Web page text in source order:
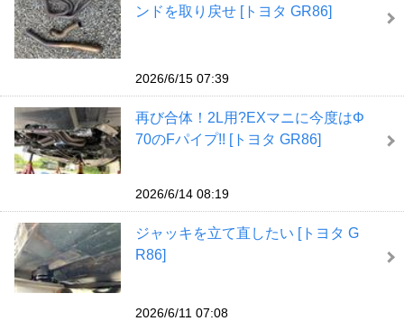
ンドを取り戻せ [トヨタ GR86]
2026/6/15 07:39
再び合体！2L用?EXマニに今度はΦ
70のFパイプ!! [トヨタ GR86]
2026/6/14 08:19
ジャッキを立て直したい [トヨタ G
R86]
2026/6/11 07:08